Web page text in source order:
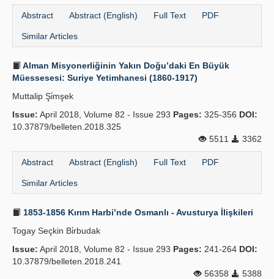
Abstract Abstract (English) Full Text PDF
Similar Articles
Alman Misyonerliğinin Yakın Doğu’daki En Büyük
Müessesesi: Suriye Yetimhanesi (1860-1917)
Muttalip Şi̇mşek
Issue: April 2018, Volume 82 - Issue 293 Pages: 325-356 DOI:
10.37879/belleten.2018.325
5511
3362
Abstract Abstract (English) Full Text PDF
Similar Articles
1853-1856 Kırım Harbi’nde Osmanlı - Avusturya İlişkileri
Togay Seçkin Bi̇rbudak
Issue: April 2018, Volume 82 - Issue 293 Pages: 241-264 DOI:
10.37879/belleten.2018.241
56358
5388